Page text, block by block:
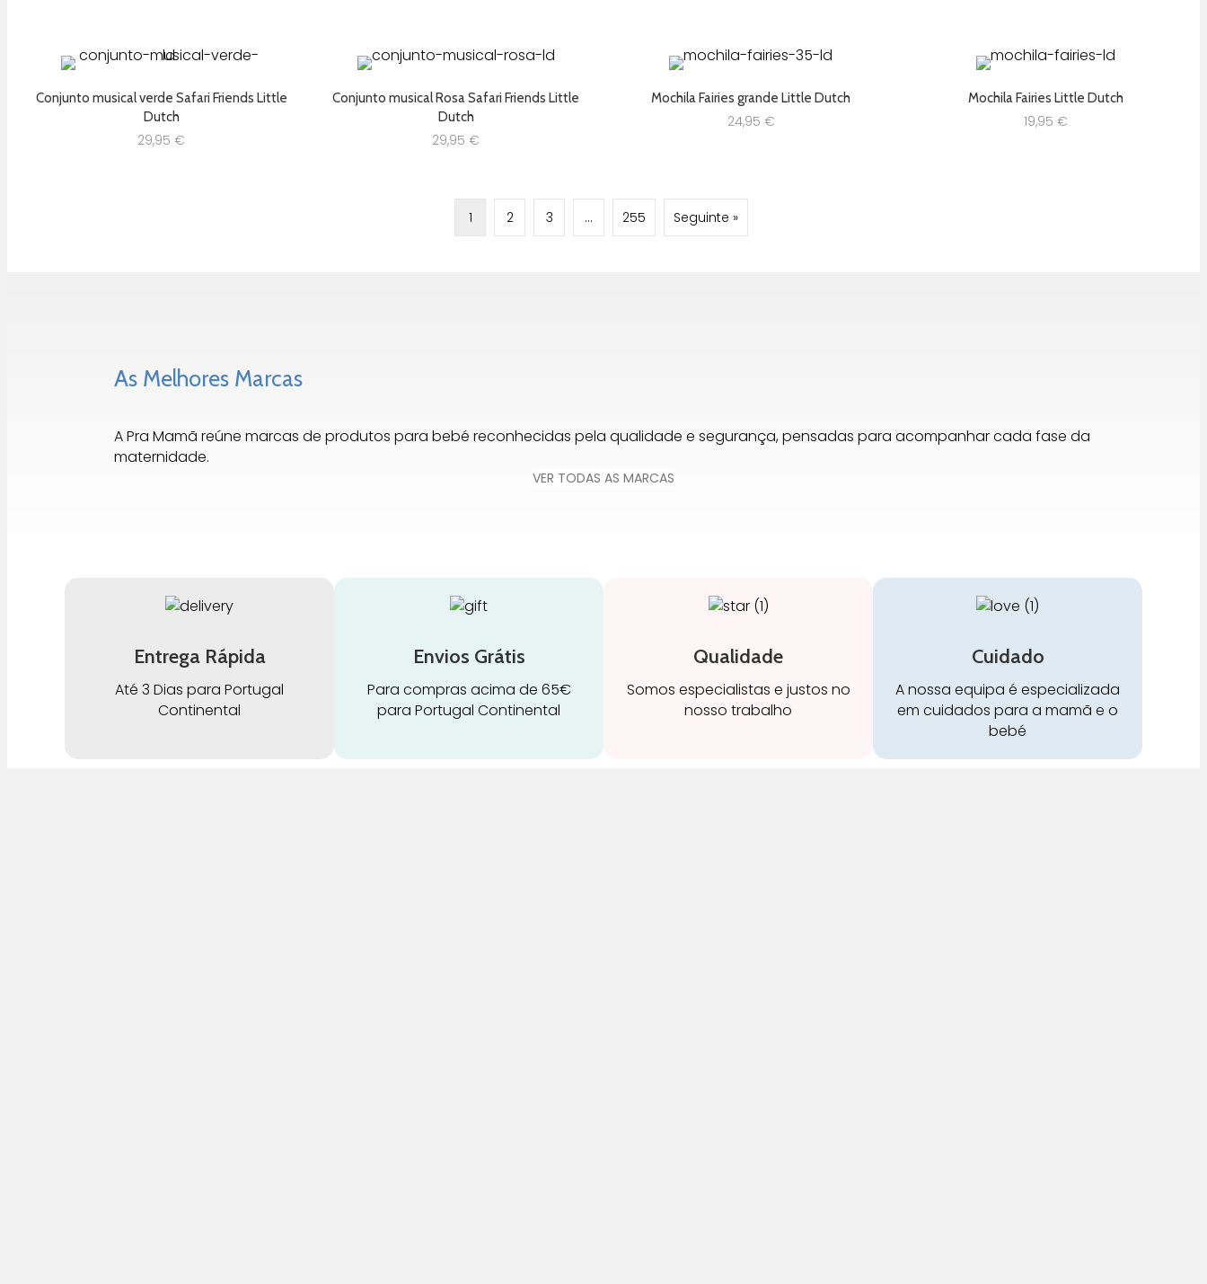
Conjunto musical verde Safari Friends Little
Dutch
29,95 €
Conjunto musical Rosa Safari Friends Little
Dutch
29,95 €
Mochila Fairies grande Little Dutch
24,95 €
Mochila Fairies Little Dutch
19,95 €
1 2 3 … 255 Seguinte »
As Melhores Marcas
A Pra Mamã reúne marcas de produtos para bebé reconhecidas pela qualidade e segurança, pensadas para acompanhar cada fase da
maternidade.
VER TODAS AS MARCAS
Entrega Rápida
Até 3 Dias para Portugal
Continental
Envios Grátis
Para compras acima de 65€
para Portugal Continental
Qualidade
Somos especialistas e justos no
nosso trabalho
Cuidado
A nossa equipa é especializada
em cuidados para a mamã e o
bebé